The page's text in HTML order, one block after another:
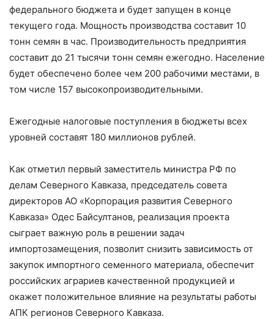
федерального бюджета и будет запущен в конце
текущего года. Мощность производства составит 10
тонн семян в час. Производительность предприятия
составит до 21 тысячи тонн семян ежегодно. Население
будет обеспечено более чем 200 рабочими местами, в
том числе 157 высокопроизводительными.
Ежегодные налоговые поступления в бюджеты всех
уровней составят 180 миллионов рублей.
Как отметил первый заместитель министра РФ по
делам Северного Кавказа, председатель совета
директоров АО «Корпорация развития Северного
Кавказа» Одес Байсултанов, реализация проекта
сыграет важную роль в решении задач
импортозамещения, позволит снизить зависимость от
закупок импортного семенного материала, обеспечит
российских аграриев качественной продукцией и
окажет положительное влияние на результаты работы
АПК регионов Северного Кавказа.